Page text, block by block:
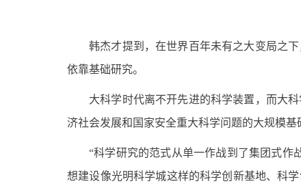
韩杰才提到，在世界百年未有之大变局之
依靠基础研究。
大科学时代离不开先进的科学装置，而大
济社会发展和国家安全重大科学问题的大规模基
“科学研究的范式从单一作战到了集团式作
想建设像光明科学城这样的科学创新基地、科